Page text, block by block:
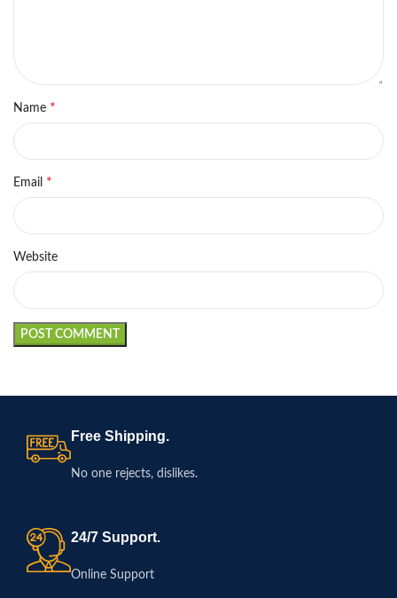
Name *
Email *
Website
Free Shipping.
No one rejects, dislikes.
24/7 Support.
Online Support